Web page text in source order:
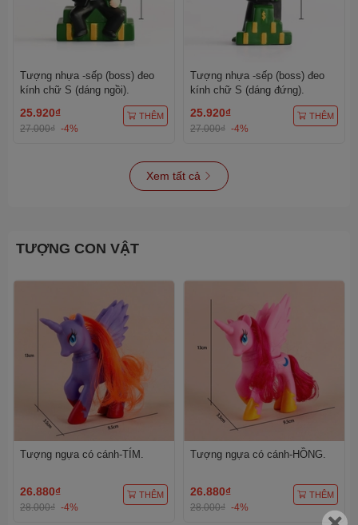
Tượng nhựa -sếp (boss) đeo
kính chữ S (dáng ngồi).
25.920₫
27.000₫ -4%
THÊM
Tượng nhựa -sếp (boss) đeo
kính chữ S (dáng đứng).
25.920₫
27.000₫ -4%
THÊM
Xem tất cả
TƯỢNG CON VẬT
Tượng ngựa có cánh-TÍM.
26.880₫
28.000₫ -4%
THÊM
Tượng ngựa có cánh-HỒNG.
26.880₫
28.000₫ -4%
THÊM